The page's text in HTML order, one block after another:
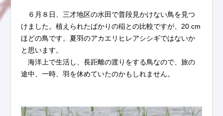
６月８日、三才地区の水田で普段見かけない鳥を見つ
けました。植えられたばかりの稲との比較ですが、20 cm
ほどの鳥です。夏羽のアカエリヒレアシシギではないか
と思います。
海洋上で生活し、長距離の渡りをする鳥なので、旅の
途中、一時、羽を休めていたのかもしれません。